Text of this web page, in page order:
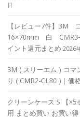
日
【レビュー7件】3M
16×70mm 白
イント還元まとめ 2026
3M ( スリーエム ) コマ
り ( CMR2-CL80 )｜価
クリーンケース S 【
用 まとめ買い お買い